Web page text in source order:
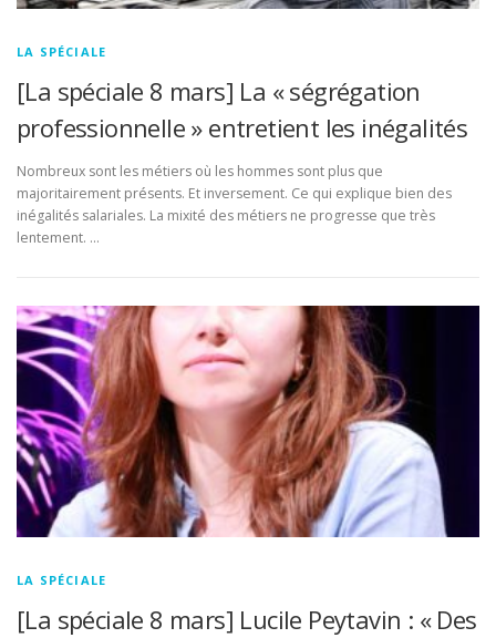
LA SPÉCIALE
[La spéciale 8 mars] La « ségrégation
professionnelle » entretient les inégalités
Nombreux sont les métiers où les hommes sont plus que
majoritairement présents. Et inversement. Ce qui explique bien des
inégalités salariales. La mixité des métiers ne progresse que très
lentement. …
LA SPÉCIALE
[La spéciale 8 mars] Lucile Peytavin : « Des